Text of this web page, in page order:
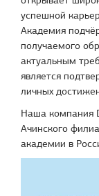
успешной
Академия
получаемого
актуальным
является
личных
Наша компания
Ачинского
академии в